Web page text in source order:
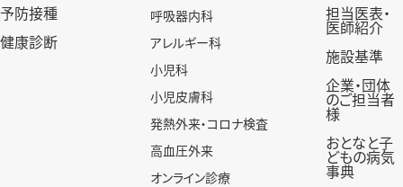
予防接種
健康診断
呼吸器内科
アレルギー科
小児科
小児皮膚科
発熱外来・コロナ検査
高血圧外来
オンライン診療
担当医表・
医師紹介
施設基準
企業・団体
のご担当者
様
おとなと子
どもの病気
事典